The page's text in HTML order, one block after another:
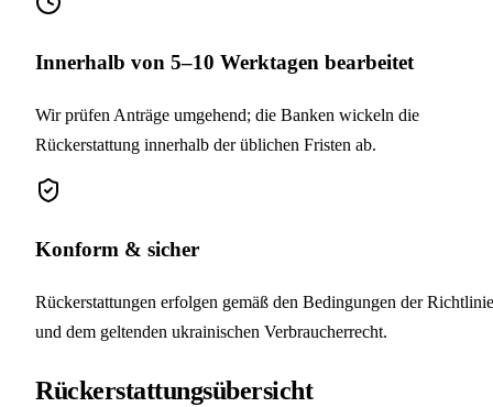
Innerhalb von 5–10 Werktagen bearbeitet
Wir prüfen Anträge umgehend; die Banken wickeln die
Rückerstattung innerhalb der üblichen Fristen ab.
Konform & sicher
Rückerstattungen erfolgen gemäß den Bedingungen der Richtlinie
und dem geltenden ukrainischen Verbraucherrecht.
Rückerstattungsübersicht